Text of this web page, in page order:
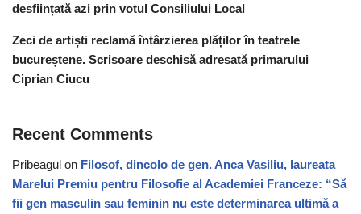
desființată azi prin votul Consiliului Local
Zeci de artiști reclamă întârzierea plăților în teatrele
bucureștene. Scrisoare deschisă adresată primarului
Ciprian Ciucu
Recent Comments
Pribeagul on Filosof, dincolo de gen. Anca Vasiliu, laureata
Marelui Premiu pentru Filosofie al Academiei Franceze: “Să
fii gen masculin sau feminin nu este determinarea ultimă a